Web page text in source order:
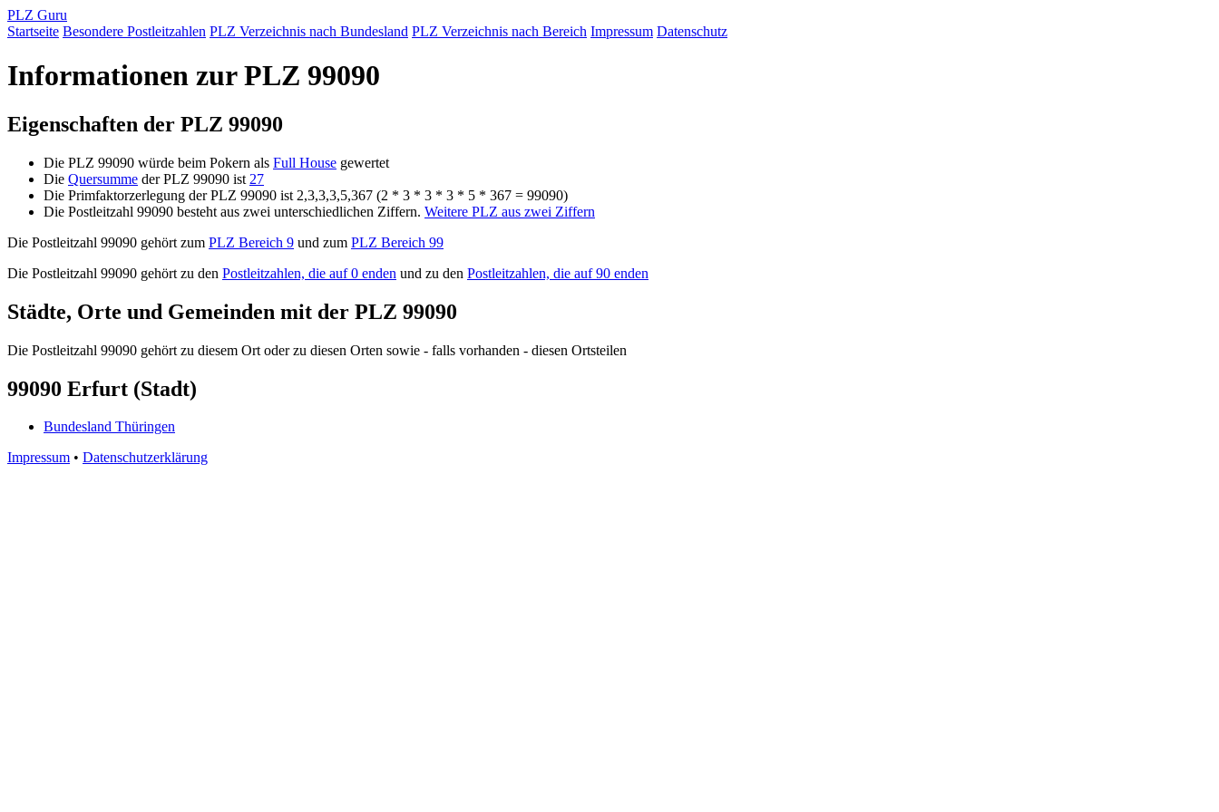
PLZ Guru
Startseite Besondere Postleitzahlen PLZ Verzeichnis nach Bundesland PLZ Verzeichnis nach Bereich Impressum Datenschutz
Informationen zur PLZ 99090
Eigenschaften der PLZ 99090
Die PLZ 99090 würde beim Pokern als Full House gewertet
Die Quersumme der PLZ 99090 ist 27
Die Primfaktorzerlegung der PLZ 99090 ist 2,3,3,3,5,367 (2 * 3 * 3 * 3 * 5 * 367 = 99090)
Die Postleitzahl 99090 besteht aus zwei unterschiedlichen Ziffern. Weitere PLZ aus zwei Ziffern
Die Postleitzahl 99090 gehört zum PLZ Bereich 9 und zum PLZ Bereich 99
Die Postleitzahl 99090 gehört zu den Postleitzahlen, die auf 0 enden und zu den Postleitzahlen, die auf 90 enden
Städte, Orte und Gemeinden mit der PLZ 99090
Die Postleitzahl 99090 gehört zu diesem Ort oder zu diesen Orten sowie - falls vorhanden - diesen Ortsteilen
99090 Erfurt (Stadt)
Bundesland Thüringen
Impressum • Datenschutzerklärung